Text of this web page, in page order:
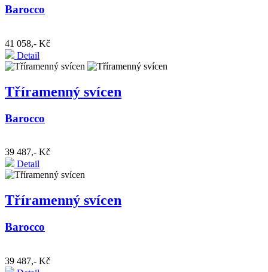
Barocco
41 058,- Kč
Detail
Tříramenný svícen
Barocco
39 487,- Kč
Detail
Tříramenný svícen
Barocco
39 487,- Kč